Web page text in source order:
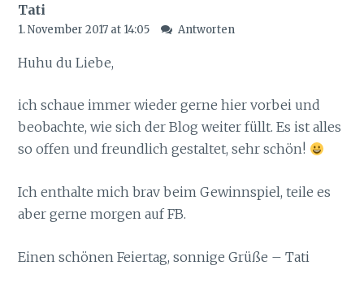
Tati
1. November 2017 at 14:05 Antworten
Huhu du Liebe,
ich schaue immer wieder gerne hier vorbei und
beobachte, wie sich der Blog weiter füllt. Es ist alles
so offen und freundlich gestaltet, sehr schön!
Ich enthalte mich brav beim Gewinnspiel, teile es
aber gerne morgen auf FB.
Einen schönen Feiertag, sonnige Grüße – Tati